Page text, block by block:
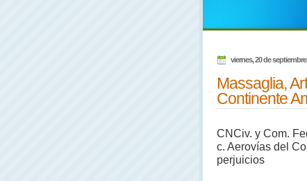
viernes, 20 de septiembre
Massaglia,
Continente
CNCiv. y Com.
c. Aerovías del
perjuicios